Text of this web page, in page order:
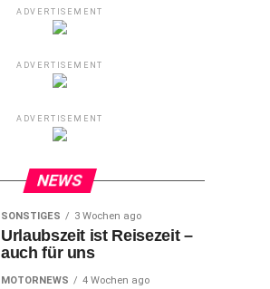
ADVERTISEMENT
ADVERTISEMENT
ADVERTISEMENT
NEWS
SONSTIGES 3 Wochen ago
Urlaubszeit ist Reisezeit –
auch für uns
MOTORNEWS 4 Wochen ago